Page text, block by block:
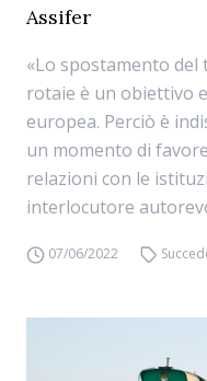
Assifer
«Lo spostamento del
rotaie è un obiettivo
europea. Perciò è
un momento di
relazioni con le
interlocutore
07/06/2022